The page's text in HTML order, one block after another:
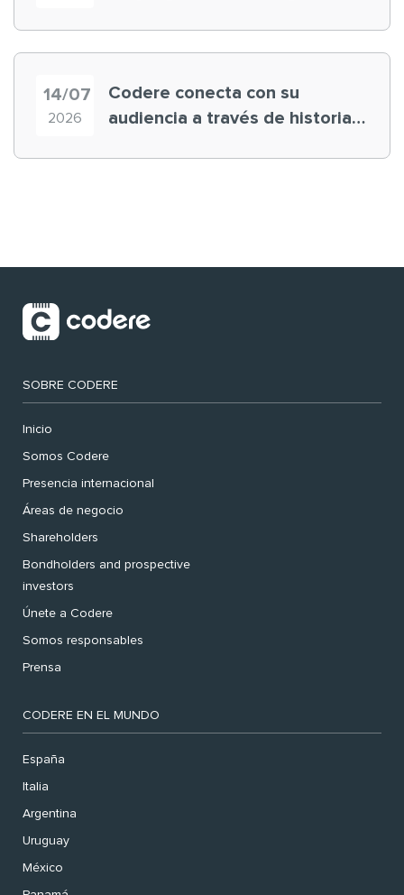
14/07
2026
Codere conecta con su
audiencia a través de historias
SOBRE CODERE
Inicio
Somos Codere
Presencia internacional
Áreas de negocio
Shareholders
Bondholders and prospective
investors
Únete a Codere
Somos responsables
Prensa
CODERE EN EL MUNDO
España
Italia
Argentina
Uruguay
México